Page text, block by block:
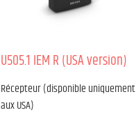
U505.1 IEM R (USA version)
Récepteur (disponible uniquement
aux USA)